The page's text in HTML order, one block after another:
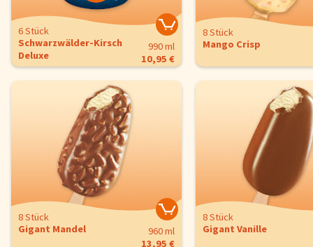
6 Stück
Schwarzwälder-Kirsch
Deluxe
990 ml
10,95 €
8 Stück
Mango Crisp
8 Stück
Gigant Mandel
960 ml
13,95 €
8 Stück
Gigant Vanille